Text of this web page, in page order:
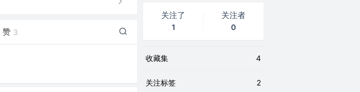
赞 3
关注了
1
关注者
0
收藏集 4
关注标签 2